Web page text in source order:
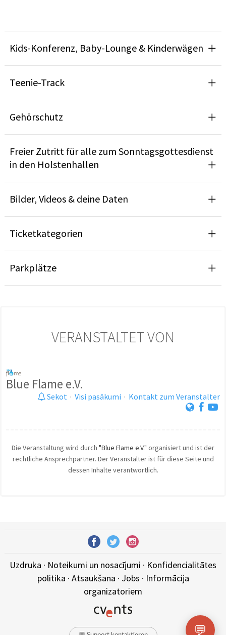
Kids-Konferenz, Baby-Lounge & Kinderwägen
Teenie-Track
Gehörschutz
Freier Zutritt für alle zum Sonntagsgottesdienst
in den Holstenhallen
Bilder, Videos & deine Daten
Ticketkategorien
Parkplätze
VERANSTALTET VON
Blue Flame e.V.
Sekot · Visi pasākumi · Kontakt zum Veranstalter
Die Veranstaltung wird durch "Blue Flame e.V." organisiert und ist der
rechtliche Ansprechpartner. Der Veranstalter ist für diese Seite und
dessen Inhalte verantwortlich.
Uzdruka · Noteikumi un nosacījumi · Konfidencialitātes
politika · Atsaukšana · Jobs · Informācija
organizatoriem
💬